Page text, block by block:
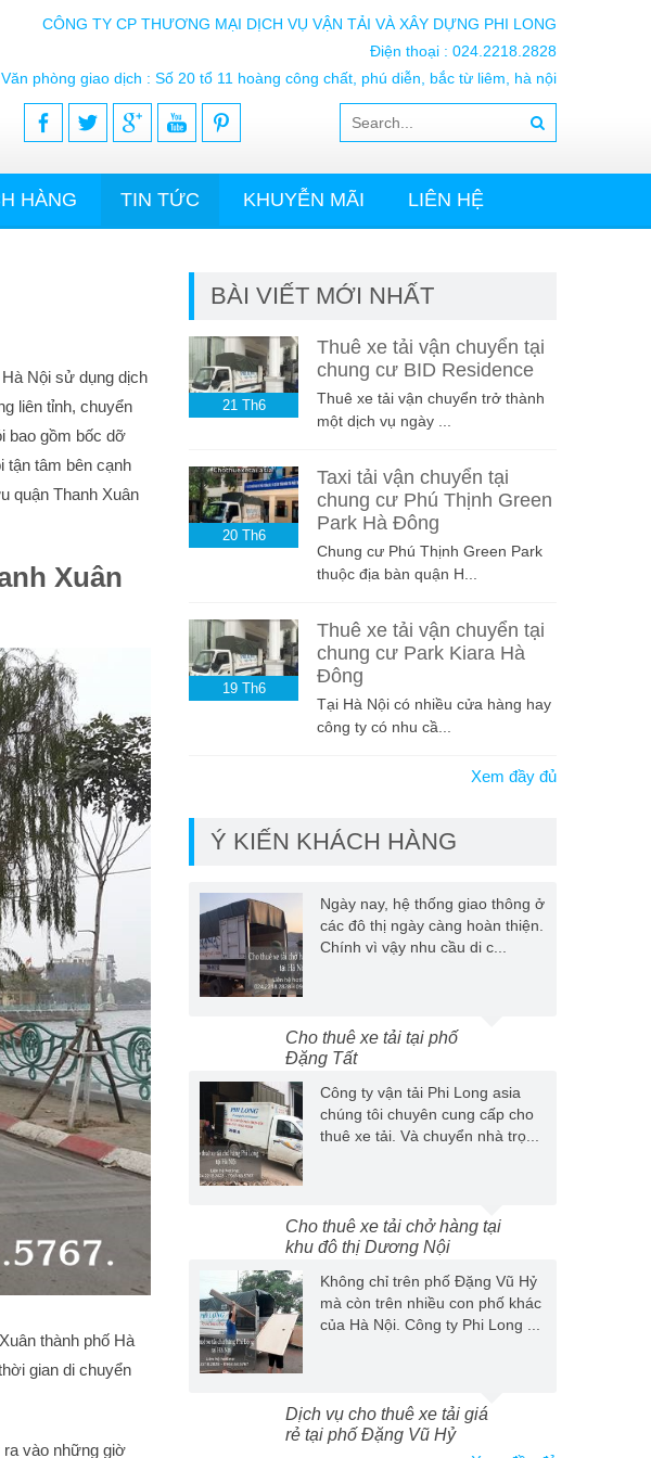
CÔNG TY CP THƯƠNG MẠI DỊCH VỤ VẬN TẢI VÀ XÂY DỰNG PHI LONG
Điện thoại : 024.2218.2828
Văn phòng giao dịch : Số 20 tổ 11 hoàng công chất, phú diễn, bắc từ liêm, hà nội
HÀNG TIN TỨC KHUYỄN MÃI LIÊN HỆ
Nội sử dụng dịch
liên tỉnh, chuyển
bao gồm bốc dỡ
tận tâm bên cạnh
quận Thanh Xuân
Xuân
thành phố Hà
gian di chuyển
ra vào những giờ
BÀI VIẾT MỚI NHẤT
21 Th6
Thuê xe tải vận chuyển tại
chung cư BID Residence
Thuê xe tải vận chuyển trở thành
một dịch vụ ngày ...
20 Th6
Taxi tải vận chuyển tại
chung cư Phú Thịnh Green
Park Hà Đông
Chung cư Phú Thịnh Green Park
thuộc địa bàn quận H...
19 Th6
Thuê xe tải vận chuyển tại
chung cư Park Kiara Hà
Đông
Tại Hà Nội có nhiều cửa hàng hay
công ty có nhu cầ...
Xem đầy đủ
Ý KIẾN KHÁCH HÀNG
Ngày nay, hệ thống giao thông ở
các đô thị ngày càng hoàn thiện.
Chính vì vậy nhu cầu di c...
Cho thuê xe tải tại phố
Đặng Tất
Công ty vận tải Phi Long asia
chúng tôi chuyên cung cấp cho
thuê xe tải. Và chuyển nhà trọ...
Cho thuê xe tải chở hàng tại
khu đô thị Dương Nội
Không chỉ trên phố Đặng Vũ Hỷ
mà còn trên nhiều con phố khác
của Hà Nội. Công ty Phi Long ...
Dịch vụ cho thuê xe tải giá
rẻ tại phố Đặng Vũ Hỷ